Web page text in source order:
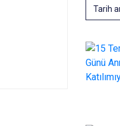
Tarih